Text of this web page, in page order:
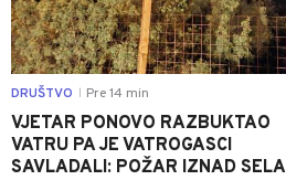
DRUŠTVO Pre 14 min
VJETAR PONOVO RAZBUKTAO
VATRU PA JE VATROGASCI
SAVLADALI: POŽAR IZNAD SELA